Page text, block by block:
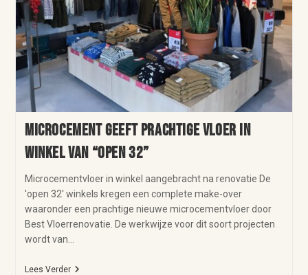
Microcement geeft prachtige vloer in
winkel van “Open 32”
Microcementvloer in winkel aangebracht na renovatie De
'open 32' winkels kregen een complete make-over
waaronder een prachtige nieuwe microcementvloer door
Best Vloerrenovatie. De werkwijze voor dit soort projecten
wordt van…
Lees Verder